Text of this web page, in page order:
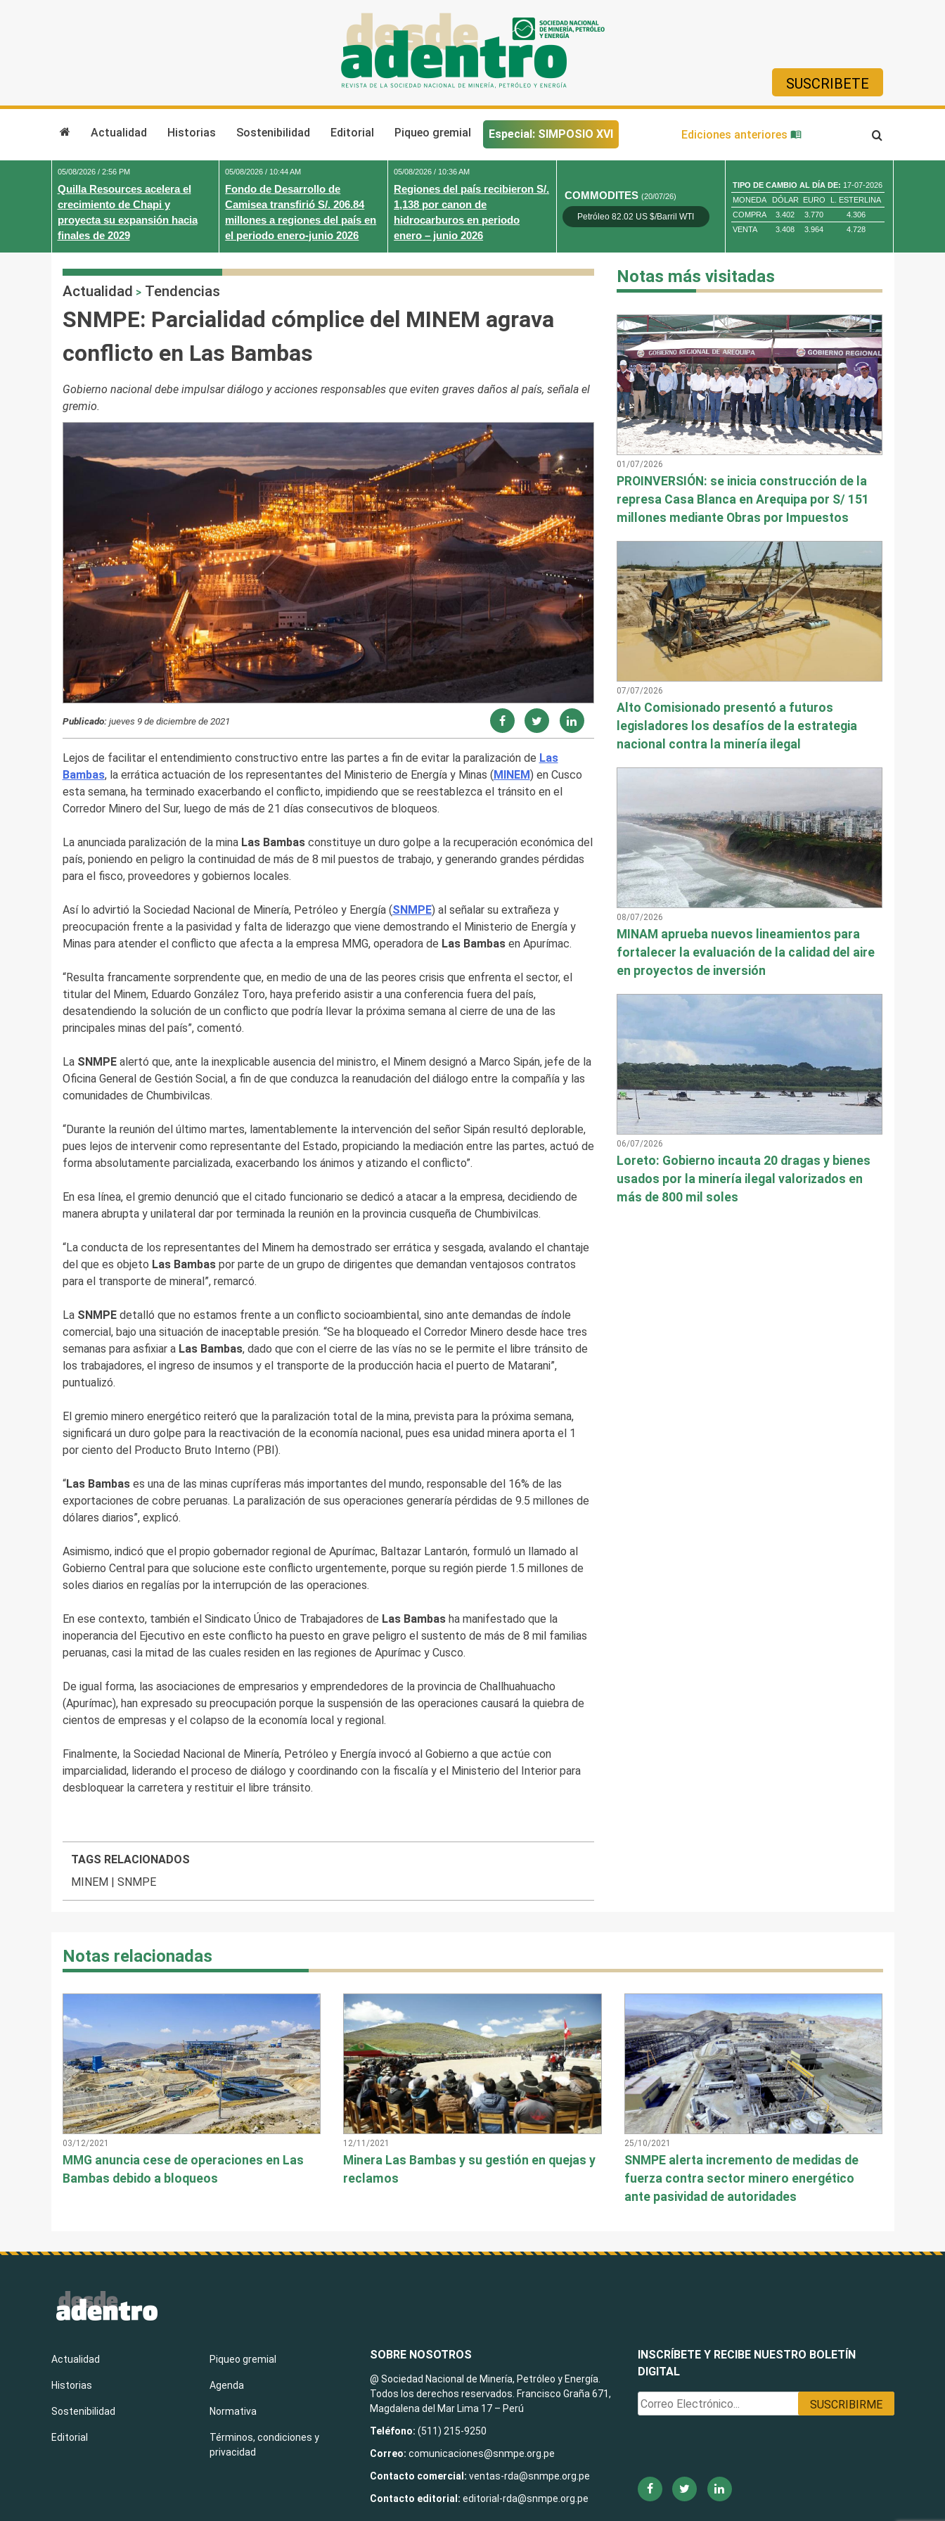
SUSCRIBETE
Actualidad Historias Sostenibilidad Editorial Piqueo gremial Especial: SIMPOSIO XVI Ediciones anteriores
05/08/2026 / 2:56 PM
Quilla Resources acelera el
crecimiento de Chapi y
proyecta su expansión hacia
finales de 2029
05/08/2026 / 10:44 AM
Fondo de Desarrollo de
Camisea transfirió S/. 206.84
millones a regiones del país en
el periodo enero-junio 2026
05/08/2026 / 10:36 AM
Regiones del país recibieron S/.
1,138 por canon de
hidrocarburos en periodo
enero – junio 2026
COMMODITES(20/07/26)
Petróleo 82.02 US $/Barril WTI Oro 4,010.80 US $/ Oz. Tr.
TIPO DE CAMBIO AL DÍA DE: 17-07-2026
MONEDA
DÓLAR EURO
L. ESTERLINA
COMPRA
3.402 3.770
4.306
VENTA
3.408 3.964 4.728
Actualidad > Tendencias
SNMPE: Parcialidad cómplice del MINEM agrava
conflicto en Las Bambas
Gobierno nacional debe impulsar diálogo y acciones responsables que eviten graves daños al país, señala el
gremio.
Publicado:jueves 9 de diciembre de 2021
Lejos de facilitar el entendimiento constructivo entre las partes a fin de evitar la paralización de Las
Bambas, la errática actuación de los representantes del Ministerio de Energía y Minas ( MINEM) en Cusco
esta semana, ha terminado exacerbando el conflicto, impidiendo que se reestablezca el tránsito en el
Corredor Minero del Sur, luego de más de 21 días consecutivos de bloqueos.
La anunciada paralización de la mina Las Bambasconstituye un duro golpe a la recuperación económica del
país, poniendo en peligro la continuidad de más de 8 mil puestos de trabajo, y generando grandes pérdidas
para el fisco, proveedores y gobiernos locales.
Así lo advirtió la Sociedad Nacional de Minería, Petróleo y Energía (SNMPE) al señalar su extrañeza y
preocupación frente a la pasividad y falta de liderazgo que viene demostrando el Ministerio de Energía y
Minas para atender el conflicto que afecta a la empresa MMG, operadora de Las Bambasen Apurímac.
“Resulta francamente sorprendente que, en medio de una de las peores crisis que enfrenta el sector, el
titular del Minem, Eduardo González Toro, haya preferido asistir a una conferencia fuera del país,
desatendiendo la solución de un conflicto que podría llevar la próxima semana al cierre de una de las
principales minas del país”, comentó.
La SNMPE alertó que, ante la inexplicable ausencia del ministro, el Minem designó a Marco Sipán, jefe de la
Oficina General de Gestión Social, a fin de que conduzca la reanudación del diálogo entre la compañía y las
comunidades de Chumbivilcas.
“Durante la reunión del último martes, lamentablemente la intervención del señor Sipán resultó deplorable,
pues lejos de intervenir como representante del Estado, propiciando la mediación entre las partes, actuó de
forma absolutamente parcializada, exacerbando los ánimos y atizando el conflicto”.
En esa línea, el gremio denunció que el citado funcionario se dedicó a atacar a la empresa, decidiendo de
manera abrupta y unilateral dar por terminada la reunión en la provincia cusqueña de Chumbivilcas.
“La conducta de los representantes del Minem ha demostrado ser errática y sesgada, avalando el chantaje
del que es objeto Las Bambas por parte de un grupo de dirigentes que demandan ventajosos contratos
para el transporte de mineral”, remarcó.
La SNMPE detalló que no estamos frente a un conflicto socioambiental, sino ante demandas de índole
comercial, bajo una situación de inaceptable presión. “Se ha bloqueado el Corredor Minero desde hace tres
semanas para asfixiar a Las Bambas, dado que con el cierre de las vías no se le permite el libre tránsito de
los trabajadores, el ingreso de insumos y el transporte de la producción hacia el puerto de Matarani”,
puntualizó.
El gremio minero energético reiteró que la paralización total de la mina, prevista para la próxima semana,
significará un duro golpe para la reactivación de la economía nacional, pues esa unidad minera aporta el 1
por ciento del Producto Bruto Interno (PBI).
“Las Bambases una de las minas cupríferas más importantes del mundo, responsable del 16% de las
exportaciones de cobre peruanas. La paralización de sus operaciones generaría pérdidas de 9.5 millones de
dólares diarios”, explicó.
Asimismo, indicó que el propio gobernador regional de Apurímac, Baltazar Lantarón, formuló un llamado al
Gobierno Central para que solucione este conflicto urgentemente, porque su región pierde 1.5 millones de
soles diarios en regalías por la interrupción de las operaciones.
En ese contexto, también el Sindicato Único de Trabajadores de Las Bambasha manifestado que la
inoperancia del Ejecutivo en este conflicto ha puesto en grave peligro el sustento de más de 8 mil familias
peruanas, casi la mitad de las cuales residen en las regiones de Apurímac y Cusco.
De igual forma, las asociaciones de empresarios y emprendedores de la provincia de Challhuahuacho
(Apurímac), han expresado su preocupación porque la suspensión de las operaciones causará la quiebra de
cientos de empresas y el colapso de la economía local y regional.
Finalmente, la Sociedad Nacional de Minería, Petróleo y Energía invocó al Gobierno a que actúe con
imparcialidad, liderando el proceso de diálogo y coordinando con la fiscalía y el Ministerio del Interior para
desbloquear la carretera y restituir el libre tránsito.
TAGS RELACIONADOS
MINEM |SNMPE
Notas más visitadas
01/07/2026
PROINVERSIÓN: se inicia construcción de la
represa Casa Blanca en Arequipa por S/ 151
millones mediante Obras por Impuestos
07/07/2026
Alto Comisionado presentó a futuros
legisladores los desafíos de la estrategia
nacional contra la minería ilegal
08/07/2026
MINAM aprueba nuevos lineamientos para
fortalecer la evaluación de la calidad del aire
en proyectos de inversión
06/07/2026
Loreto: Gobierno incauta 20 dragas y bienes
usados por la minería ilegal valorizados en
más de 800 mil soles
Notas relacionadas
03/12/2021
MMG anuncia cese de operaciones en Las
Bambas debido a bloqueos
12/11/2021
Minera Las Bambas y su gestión en quejas y
reclamos
25/10/2021
SNMPE alerta incremento de medidas de
fuerza contra sector minero energético
ante pasividad de autoridades
INSCRÍBETE Y RECIBE NUESTRO BOLETÍN
DIGITAL
Actualidad
Historias
Sostenibilidad
Editorial
Piqueo gremial
Agenda
Normativa
Términos, condiciones y
privacidad
SOBRE NOSOTROS
@ Sociedad Nacional de Minería, Petróleo y Energía.
Todos los derechos reservados. Francisco Graña 671,
Magdalena del Mar Lima 17 – Perú
Teléfono: (511) 215-9250
Correo:comunicaciones@snmpe.org.pe
Contacto comercial: ventas-rda@snmpe.org.pe
Contacto editorial: editorial-rda@snmpe.org.pe